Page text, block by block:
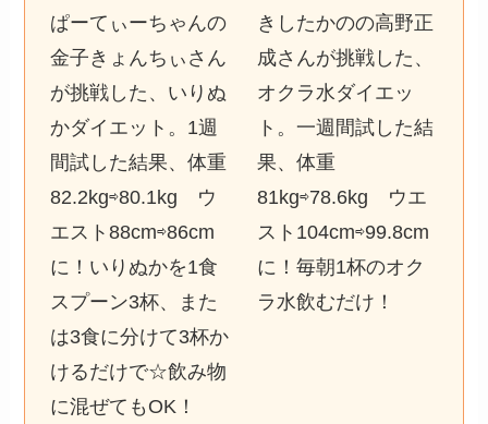
ぱーてぃーちゃんの
金子きょんちぃさん
が挑戦した、いりぬ
かダイエット。1週
間試した結果、体重
82.2kg⇨80.1kg ウ
エスト88cm⇨86cm
に！いりぬかを1食
スプーン3杯、また
は3食に分けて3杯か
けるだけで☆飲み物
に混ぜてもOK！
きしたかのの高野正
成さんが挑戦した、
オクラ水ダイエッ
ト。一週間試した結
果、体重
81kg⇨78.6kg ウエ
スト104cm⇨99.8cm
に！毎朝1杯のオク
ラ水飲むだけ！